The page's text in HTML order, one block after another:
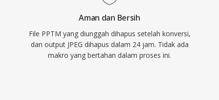
Aman dan Bersih
File PPTM yang diunggah dihapus setelah konversi,
dan output JPEG dihapus dalam 24 jam. Tidak ada
makro yang bertahan dalam proses ini.